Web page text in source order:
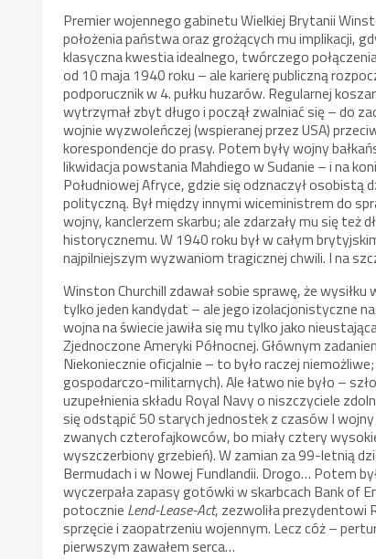
Premier wojennego gabinetu Wielkiej Brytanii
położenia państwa oraz grożących mu implikacji,
klasyczna kwestia idealnego, twórczego
od 10 maja 1940 roku – ale karierę publiczną
podporucznik w 4. pułku huzarów. Regularnej
wytrzymał zbyt długo i począł zwalniać się – do
wojnie wyzwoleńczej (wspieranej przez USA)
korespondencje do prasy. Potem były wojny
likwidacja powstania Mahdiego w Sudanie – i na
Południowej Afryce, gdzie się odznaczył osobistą
polityczną. Był między innymi wiceministrem do
wojny, kanclerzem skarbu; ale zdarzały mu się
historycznemu. W 1940 roku był w całym
najpilniejszym wyzwaniom tragicznej chwili. I na
Winston Churchill zdawał sobie sprawę, że
tylko jeden kandydat – ale jego izolacjonistyczne
wojna na świecie jawiła się mu tylko jako
Zjednoczone Ameryki Północnej. Głównym
Niekoniecznie oficjalnie – to było raczej
gospodarczo-militarnych). Ale łatwo nie było –
uzupełnienia składu Royal Navy o niszczyciele
się odstąpić 50 starych jednostek z czasów I
zwanych czterofajkowców, bo miały cztery
wyszczerbiony grzebień). W zamian za 99-letnią
Bermudach i w Nowej Fundlandii. Drogo… Potem
wyczerpała zapasy gotówki w skarbcach Bank of
potocznie Lend-Lease-Act, zezwoliła prezydentowi
sprzęcie i zaopatrzeniu wojennym. Lecz cóż –
pierwszym zawałem serca…